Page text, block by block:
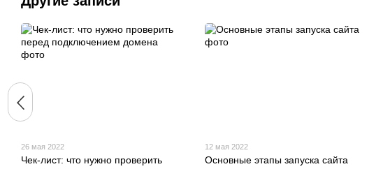
26 мая 2022
Чек-лист: что нужно проверить
12 мая 2022
Основные этапы запуска сайта